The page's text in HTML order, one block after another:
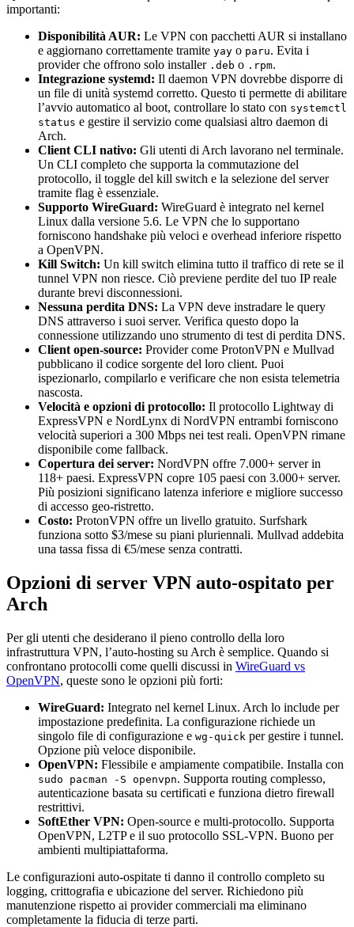
importanti:
Disponibilità AUR: Le VPN con pacchetti AUR si installano
e aggiornano correttamente tramite yay o paru. Evita i
provider che offrono solo installer .deb o .rpm.
Integrazione systemd: Il daemon VPN dovrebbe disporre di
un file di unità systemd corretto. Questo ti permette di abilitare
l’avvio automatico al boot, controllare lo stato con systemctl
status e gestire il servizio come qualsiasi altro daemon di
Arch.
Client CLI nativo: Gli utenti di Arch lavorano nel terminale.
Un CLI completo che supporta la commutazione del
protocollo, il toggle del kill switch e la selezione del server
tramite flag è essenziale.
Supporto WireGuard: WireGuard è integrato nel kernel
Linux dalla versione 5.6. Le VPN che lo supportano
forniscono handshake più veloci e overhead inferiore rispetto
a OpenVPN.
Kill Switch: Un kill switch elimina tutto il traffico di rete se il
tunnel VPN non riesce. Ciò previene perdite del tuo IP reale
durante brevi disconnessioni.
Nessuna perdita DNS: La VPN deve instradare le query
DNS attraverso i suoi server. Verifica questo dopo la
connessione utilizzando uno strumento di test di perdita DNS.
Client open-source: Provider come ProtonVPN e Mullvad
pubblicano il codice sorgente del loro client. Puoi
ispezionarlo, compilarlo e verificare che non esista telemetria
nascosta.
Velocità e opzioni di protocollo: Il protocollo Lightway di
ExpressVPN e NordLynx di NordVPN entrambi forniscono
velocità superiori a 300 Mbps nei test reali. OpenVPN rimane
disponibile come fallback.
Copertura dei server: NordVPN offre 7.000+ server in
118+ paesi. ExpressVPN copre 105 paesi con 3.000+ server.
Più posizioni significano latenza inferiore e migliore successo
di accesso geo-ristretto.
Costo: ProtonVPN offre un livello gratuito. Surfshark
funziona sotto $3/mese su piani pluriennali. Mullvad addebita
una tassa fissa di €5/mese senza contratti.
Opzioni di server VPN auto-ospitato per
Arch
Per gli utenti che desiderano il pieno controllo della loro
infrastruttura VPN, l’auto-hosting su Arch è semplice. Quando si
confrontano protocolli come quelli discussi in WireGuard vs
OpenVPN, queste sono le opzioni più forti:
WireGuard: Integrato nel kernel Linux. Arch lo include per
impostazione predefinita. La configurazione richiede un
singolo file di configurazione e wg-quick per gestire i tunnel.
Opzione più veloce disponibile.
OpenVPN: Flessibile e ampiamente compatibile. Installa con
sudo pacman -S openvpn. Supporta routing complesso,
autenticazione basata su certificati e funziona dietro firewall
restrittivi.
SoftEther VPN: Open-source e multi-protocollo. Supporta
OpenVPN, L2TP e il suo protocollo SSL-VPN. Buono per
ambienti multipiattaforma.
Le configurazioni auto-ospitate ti danno il controllo completo su
logging, crittografia e ubicazione del server. Richiedono più
manutenzione rispetto ai provider commerciali ma eliminano
completamente la fiducia di terze parti.